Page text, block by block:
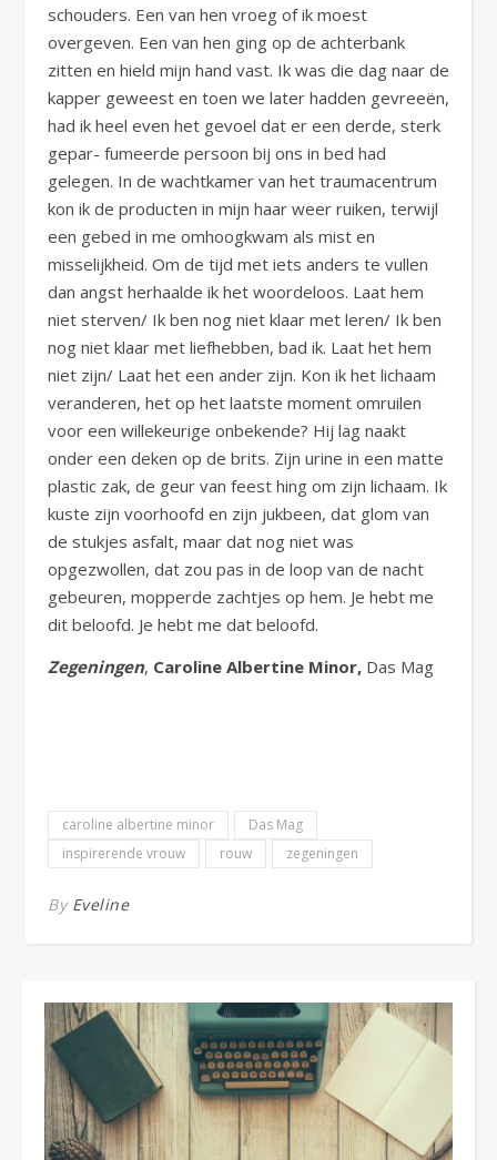
schouders. Een van hen vroeg of ik moest
overgeven. Een van hen ging op de achterbank
zitten en hield mijn hand vast. Ik was die dag naar de
kapper geweest en toen we later hadden gevreeën,
had ik heel even het gevoel dat er een derde, sterk
gepar- fumeerde persoon bij ons in bed had
gelegen. In de wachtkamer van het traumacentrum
kon ik de producten in mijn haar weer ruiken, terwijl
een gebed in me omhoogkwam als mist en
misselijkheid. Om de tijd met iets anders te vullen
dan angst herhaalde ik het woordeloos. Laat hem
niet sterven/ Ik ben nog niet klaar met leren/ Ik ben
nog niet klaar met liefhebben, bad ik. Laat het hem
niet zijn/ Laat het een ander zijn. Kon ik het lichaam
veranderen, het op het laatste moment omruilen
voor een willekeurige onbekende? Hij lag naakt
onder een deken op de brits. Zijn urine in een matte
plastic zak, de geur van feest hing om zijn lichaam. Ik
kuste zijn voorhoofd en zijn jukbeen, dat glom van
de stukjes asfalt, maar dat nog niet was
opgezwollen, dat zou pas in de loop van de nacht
gebeuren, mopperde zachtjes op hem. Je hebt me
dit beloofd. Je hebt me dat beloofd.
Zegeningen, Caroline Albertine Minor, Das Mag
caroline albertine minor
Das Mag
inspirerende vrouw
rouw zegeningen
By Eveline